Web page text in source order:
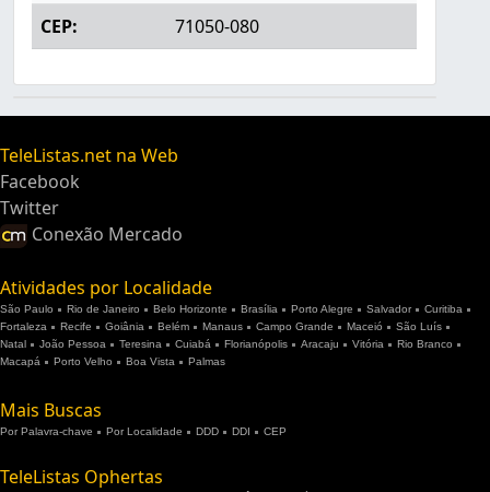
CEP:
71050-080
TeleListas.net na Web
Facebook
Twitter
Conexão Mercado
Atividades por Localidade
São Paulo Rio de Janeiro Belo Horizonte Brasília Porto Alegre Salvador
Curitiba
Fortaleza
Recife Goiânia Belém Manaus Campo Grande Maceió
São Luís
Natal
João Pessoa Teresina Cuiabá Florianópolis Aracaju Vitória
Rio Branco
Macapá
Porto Velho Boa Vista Palmas
Mais Buscas
Por Palavra-chave Por Localidade DDD DDI CEP
TeleListas Ophertas